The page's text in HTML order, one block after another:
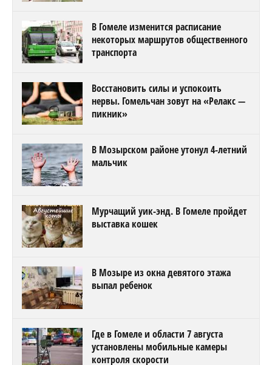
В Гомеле изменится расписание
некоторых маршрутов общественного
транспорта
Восстановить силы и успокоить
нервы. Гомельчан зовут на «Релакс —
пикник»
В Мозырском районе утонул 4-летний
мальчик
Мурчащий уик-энд. В Гомеле пройдет
выставка кошек
В Мозыре из окна девятого этажа
выпал ребенок
Где в Гомеле и области 7 августа
установлены мобильные камеры
контроля скорости